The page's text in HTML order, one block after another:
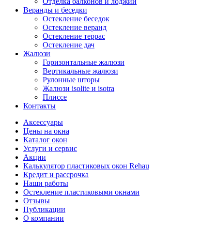
Веранды и беседки
Остекление беседок
Остекление веранд
Остекление террас
Остекление дач
Жалюзи
Горизонтальные жалюзи
Вертикальные жалюзи
Рулонные шторы
Жалюзи isolite и isotra
Плиссе
Контакты
Аксессуары
Цены на окна
Каталог окон
Услуги и сервис
Акции
Калькулятор пластиковых окон Rehau
Кредит и рассрочка
Наши работы
Остекление пластиковыми окнами
Отзывы
Публикации
О компании